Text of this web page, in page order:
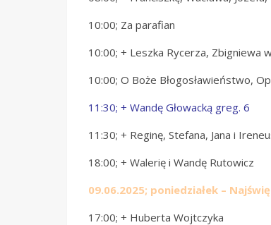
10:00; Za parafian
10:00; + Leszka Rycerza, Zbigniewa
10:00; O Boże Błogosławieństwo,
11:30; + Wandę Głowacką greg. 6
11:30; + Reginę, Stefana, Jana i
18:00; + Walerię i Wandę Rutowicz
09.06.2025; poniedziałek –
17:00; + Huberta Wojtczyka